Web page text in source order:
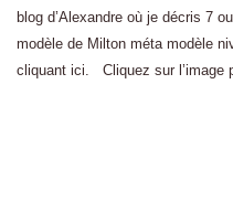
blog d’Alexandre où je décris 7
modèle de Milton méta modèle
cliquant ici. Cliquez sur l’image